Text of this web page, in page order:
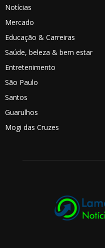
Notícias
Mercado
Educação & Carreiras
Saúde, beleza & bem estar
Entretenimento
São Paulo
Santos
Guarulhos
Mogi das Cruzes